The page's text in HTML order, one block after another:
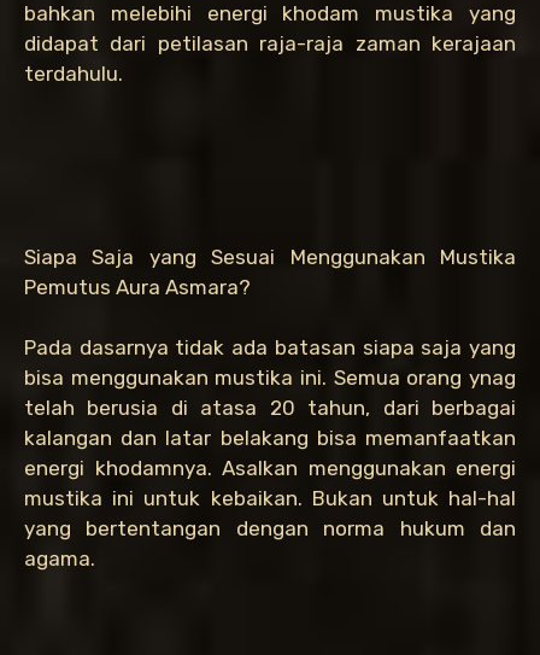
bahkan melebihi energi khodam mustika yang
didapat dari petilasan raja-raja zaman kerajaan
terdahulu.
Siapa Saja yang Sesuai Menggunakan Mustika
Pemutus Aura Asmara?
Pada dasarnya tidak ada batasan siapa saja yang
bisa menggunakan mustika ini. Semua orang ynag
telah berusia di atasa 20 tahun, dari berbagai
kalangan dan latar belakang bisa memanfaatkan
energi khodamnya. Asalkan menggunakan energi
mustika ini untuk kebaikan. Bukan untuk hal-hal
yang bertentangan dengan norma hukum dan
agama.